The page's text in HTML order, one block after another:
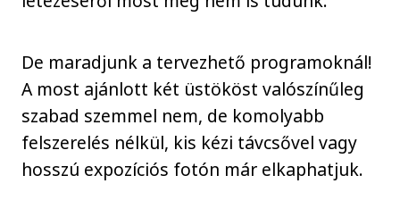
De maradjunk a tervezhető programoknál!
A most ajánlott két üstököst valószínűleg
szabad szemmel nem, de komolyabb
felszerelés nélkül, kis kézi távcsővel vagy
hosszú expozíciós fotón már elkaphatjuk.